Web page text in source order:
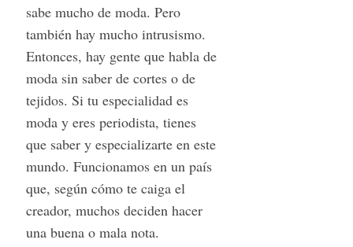
sabe mucho de moda. Pero
también hay mucho intrusismo.
Entonces, hay gente que habla de
moda sin saber de cortes o de
tejidos. Si tu especialidad es
moda y eres periodista, tienes
que saber y especializarte en este
mundo. Funcionamos en un país
que, según cómo te caiga el
creador, muchos deciden hacer
una buena o mala nota.